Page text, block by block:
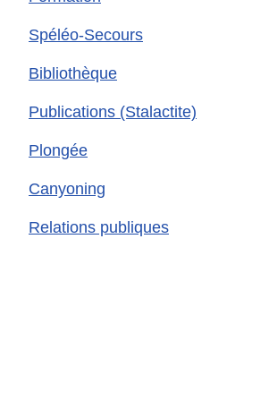
Spéléo-Secours
Bibliothèque
Publications (Stalactite)
Plongée
Canyoning
Relations publiques